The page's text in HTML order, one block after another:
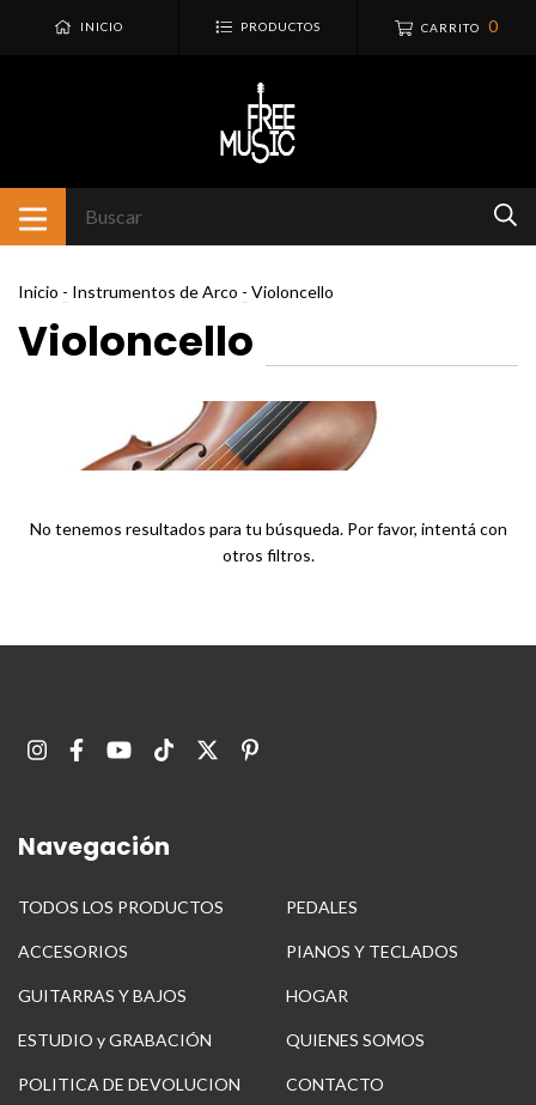
INICIO PRODUCTOS CARRITO 0
Inicio - Instrumentos de Arco - Violoncello
Violoncello
No tenemos resultados para tu búsqueda. Por favor, intentá con
otros filtros.
Navegación
TODOS LOS PRODUCTOS PEDALES
ACCESORIOS PIANOS Y TECLADOS
GUITARRAS Y BAJOS HOGAR
ESTUDIO y GRABACIÓN QUIENES SOMOS
POLITICA DE DEVOLUCION CONTACTO